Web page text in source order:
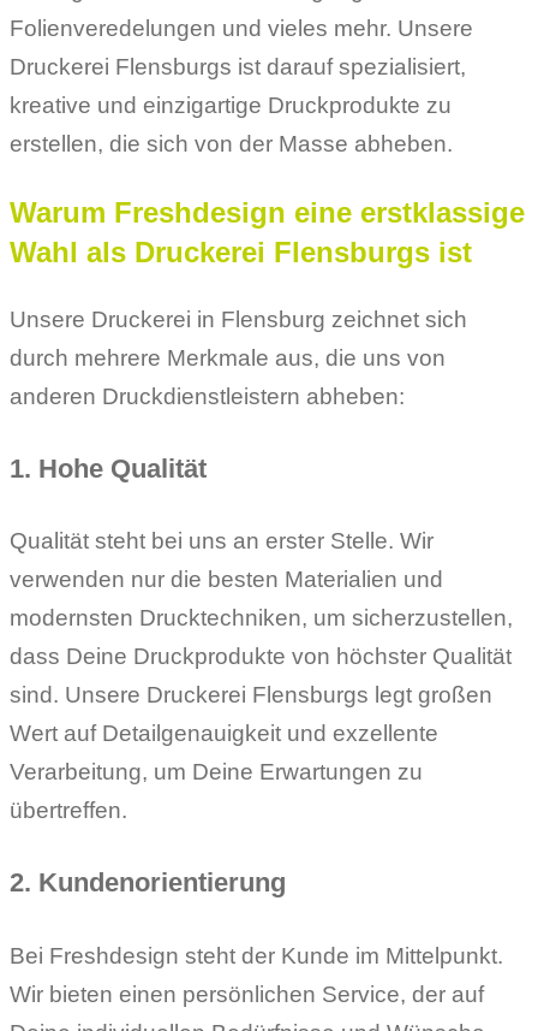
Folienveredelungen und vieles mehr. Unsere
Druckerei Flensburgs ist darauf spezialisiert,
kreative und einzigartige Druckprodukte zu
erstellen, die sich von der Masse abheben.
Warum Freshdesign eine erstklassige
Wahl als Druckerei Flensburgs ist
Unsere Druckerei in Flensburg zeichnet sich
durch mehrere Merkmale aus, die uns von
anderen Druckdienstleistern abheben:
1. Hohe Qualität
Qualität steht bei uns an erster Stelle. Wir
verwenden nur die besten Materialien und
modernsten Drucktechniken, um sicherzustellen,
dass Deine Druckprodukte von höchster Qualität
sind. Unsere Druckerei Flensburgs legt großen
Wert auf Detailgenauigkeit und exzellente
Verarbeitung, um Deine Erwartungen zu
übertreffen.
2. Kundenorientierung
Bei Freshdesign steht der Kunde im Mittelpunkt.
Wir bieten einen persönlichen Service, der auf